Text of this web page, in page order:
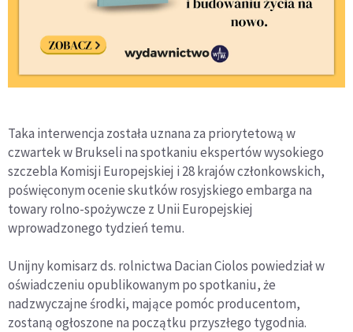
Taka interwencja została uznana za priorytetową w
czwartek w Brukseli na spotkaniu ekspertów wysokiego
szczebla Komisji Europejskiej i 28 krajów członkowskich,
poświęconym ocenie skutków rosyjskiego embarga na
towary rolno-spożywcze z Unii Europejskiej
wprowadzonego tydzień temu.
Unijny komisarz ds. rolnictwa Dacian Ciolos powiedział w
oświadczeniu opublikowanym po spotkaniu, że
nadzwyczajne środki, mające pomóc producentom,
zostaną ogłoszone na początku przyszłego tygodnia.